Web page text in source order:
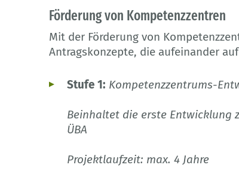
Förderung von Kompetenzzentren
Mit der Förderung von
Antragskonzepte, die aufeinander
Stufe 1: Kompetenzzentrums-
Beinhaltet die erste Entwicklung
ÜBA
Projektlaufzeit: max. 4 Jahre